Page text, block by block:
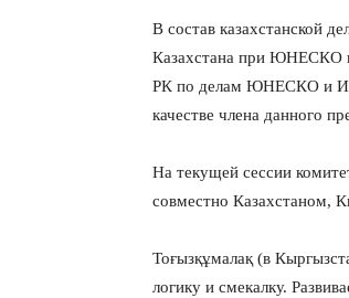
В состав казахстанской
Казахстана при ЮНЕСКО
РК по делам ЮНЕСКО и
качестве члена данного
На текущей сессии
совместно Казахстаном,
Тоғызқұмалақ (в
логику и смекалку.